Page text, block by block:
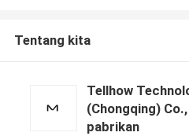
Tentang kita
Tellhow
(Chongqing)
pabrikan